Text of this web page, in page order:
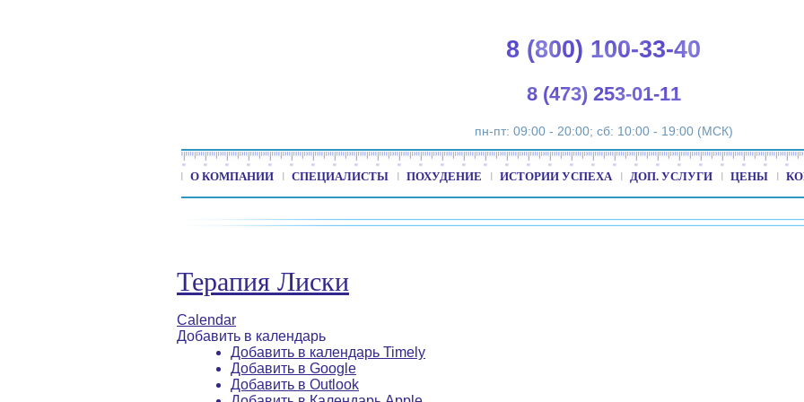
8 (800) 100-33-40
8 (473) 253-01-11
пн-пт: 09:00 - 20:00; сб: 10:00 - 19:00 (МСК)
О КОМПАНИИ СПЕЦИАЛИСТЫ ПОХУДЕНИЕ ИСТОРИИ УСПЕХА ДОП. УСЛУГИ ЦЕНЫ
Терапия Лиски
Calendar
Добавить в календарь
Добавить в календарь Timely
Добавить в Google
Добавить в Outlook